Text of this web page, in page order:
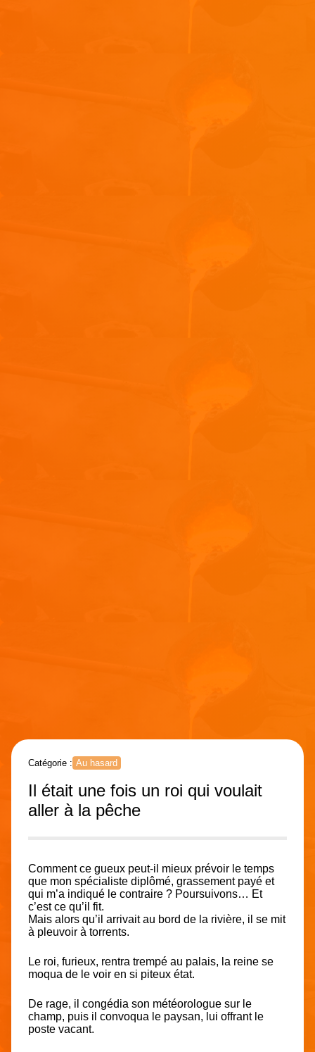
Catégorie : Au hasard
Il était une fois un roi qui voulait
aller à la pêche
Comment ce gueux peut-il mieux prévoir le temps
que mon spécialiste diplômé, grassement payé et
qui m’a indiqué le contraire ? Poursuivons… Et
c’est ce qu’il fit.
Mais alors qu’il arrivait au bord de la rivière, il se mit
à pleuvoir à torrents.
Le roi, furieux, rentra trempé au palais, la reine se
moqua de le voir en si piteux état.
De rage, il congédia son météorologue sur le
champ, puis il convoqua le paysan, lui offrant le
poste vacant.